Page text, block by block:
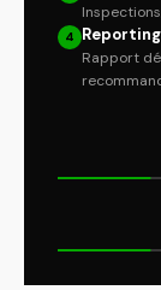
4 Reporting
Rapport